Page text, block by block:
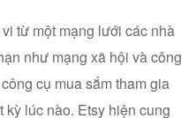
từ một mạng lưới các nhà
như mạng xã hội và công
cụ mua sắm tham gia
kỳ lúc nào. Etsy hiện cung